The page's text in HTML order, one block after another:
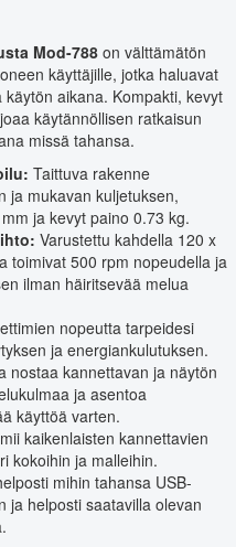
Mod-788 on välttämätön
käyttäjille, jotka haluavat
aikana. Kompakti, kevyt
käytännöllisen ratkaisun
missä tahansa.
Taittuva rakenne
ja mukavan kuljetuksen,
ja kevyt paino 0.73 kg.
Varustettu kahdella 120 x
toimivat 500 rpm nopeudella ja
ilman häiritsevää melua
nopeutta tarpeidesi
ja energiankulutuksen.
nostaa kannettavan ja näytön
ja asentoa
käyttöä varten.
kaikenlaisten kannettavien
kokoihin ja malleihin.
mihin tahansa USB-
ja helposti saatavilla olevan